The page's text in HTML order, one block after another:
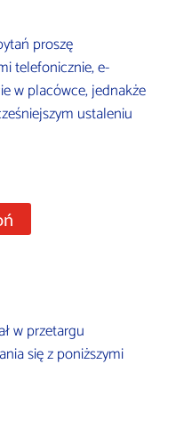
proszę
telefonicznie, e-
w placówce, jednakże
ustaleniu
w przetargu
się z poniższymi